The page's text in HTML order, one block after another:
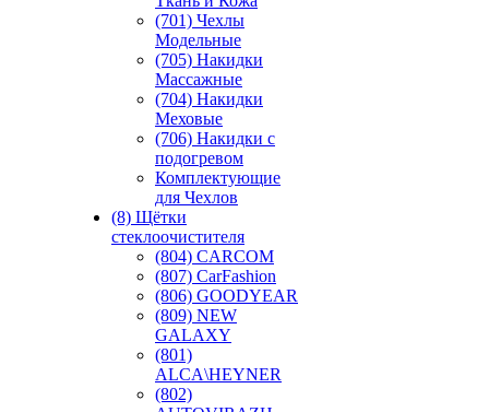
(701) Чехлы
Модельные
(705) Накидки
Массажные
(704) Накидки
Меховые
(706) Накидки с
подогревом
Комплектующие
для Чехлов
(8) Щётки
стеклоочистителя
(804) CARCOM
(807) CarFashion
(806) GOODYEAR
(809) NEW
GALAXY
(801)
ALCA\HEYNER
(802)